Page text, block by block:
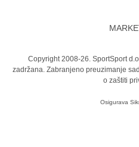
Copyright 2008-26. SportSport
zadržana. Zabranjeno preuzimanje
o zaštiti
Osigurava